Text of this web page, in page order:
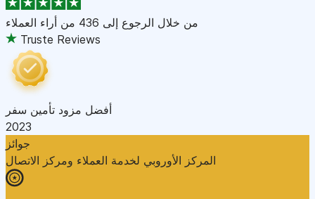
من خلال الرجوع إلى 436 من أراء العملاء
Truste Reviews
أفضل مزود تأمين سفر
2023
جوائز
المركز الأوروبي لخدمة العملاء ومركز الاتصال